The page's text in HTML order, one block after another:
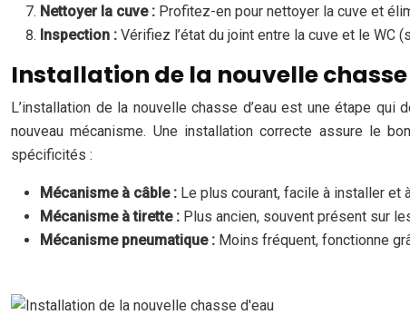
Nettoyer la cuve : Profitez-en pour nettoyer la cuve et
Inspection : Vérifiez l’état du joint entre la cuve et le WC
Installation de la nouvelle chasse
L’installation de la nouvelle chasse d’eau est une étape
nouveau mécanisme. Une installation correcte assure le
spécificités :
Mécanisme à câble : Le plus courant, facile à installer et
Mécanisme à tirette : Plus ancien, souvent présent sur
Mécanisme pneumatique : Moins fréquent, fonctionne